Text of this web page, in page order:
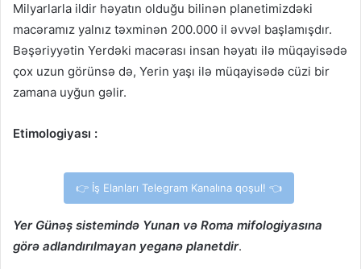
Milyarlarla ildir həyatın olduğu bilinən planetimizdəki
macəramız yalnız təxminən 200.000 il əvvəl başlamışdır.
Bəşəriyyətin Yerdəki macərası insan həyatı ilə müqayisədə
çox uzun görünsə də, Yerin yaşı ilə müqayisədə cüzi bir
zamana uyğun gəlir.
Etimologiyası :
👉 İş Elanları Telegram Kanalına qoşul! 👈
Yer Günəş sistemində Yunan və Roma mifologiyasına
görə adlandırılmayan yeganə planetdir.